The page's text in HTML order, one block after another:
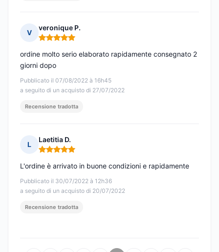
V
veronique P.
Nota: 5 su 5
Pubblicato il 07/08/2022 à 16h45
a seguito di un acquisto di 27/07/2022
ordine molto serio elaborato rapidamente consegnato 2
giorni dopo
Recensione tradotta
L
Laetitia D.
Nota: 5 su 5
Pubblicato il 30/07/2022 à 12h36
a seguito di un acquisto di 20/07/2022
L'ordine è arrivato in buone condizioni e rapidamente
Recensione tradotta